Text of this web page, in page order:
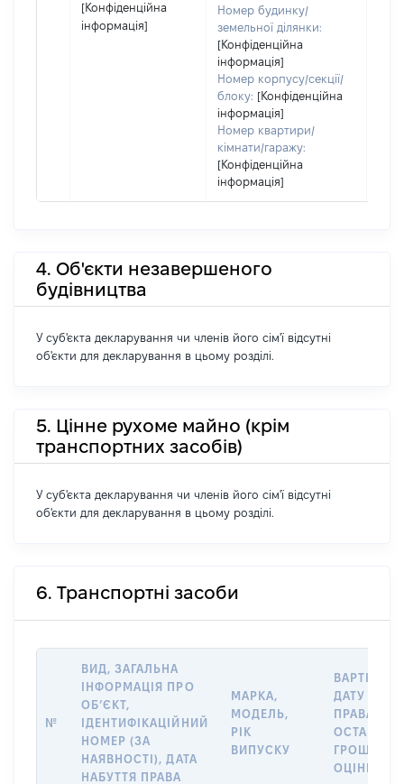
[Конфіденційна
інформація]
Номер будинку/
земельної ділянки:
[Конфіденційна
інформація]
Номер корпусу/секції/
блоку: [Конфіденційна
інформація]
Номер квартири/
кімнати/гаражу:
[Конфіденційна
інформація]
4. Об'єкти незавершеного
будівництва
У суб'єкта декларування чи членів його сім'ї відсутні
об'єкти для декларування в цьому розділі.
5. Цінне рухоме майно (крім
транспортних засобів)
У суб'єкта декларування чи членів його сім'ї відсутні
об'єкти для декларування в цьому розділі.
6. Транспортні засоби
№
ВИД, ЗАГАЛЬНА
ІНФОРМАЦІЯ ПРО
ОБʼЄКТ,
ІДЕНТИФІКАЦІЙНИЙ
НОМЕР (ЗА
НАЯВНОСТІ), ДАТА
НАБУТТЯ ПРАВА
МАРКА,
МОДЕЛЬ,
РІК
ВИПУСКУ
ВАРТІСТЬ
ДАТУ
ПРАВА
ОЦІНКОЮ,